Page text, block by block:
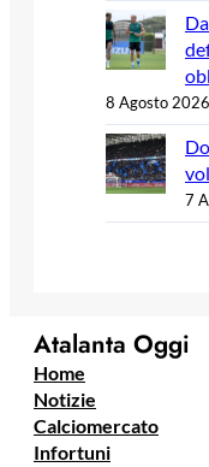
8 Agosto 2026
7
Atalanta Oggi
Home
Notizie
Calciomercato
Infortuni